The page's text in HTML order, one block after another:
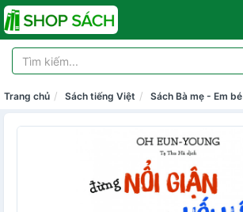
Trang chủ Sách tiếng Việt Sách Bà mẹ - Em bé